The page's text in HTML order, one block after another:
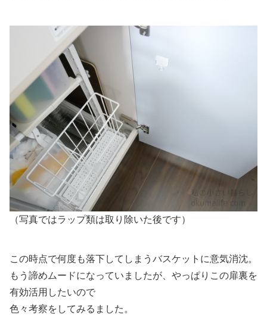
（写真ではラップ類は取り除いた後です）
この時点で何度も落下してしまうバスケットに意気消沈。
もう諦めムードになっていましたが、やっぱりこの扉裏を
有効活用したいので
色々考察をしてみるました。